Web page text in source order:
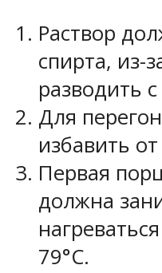
Раствор
спирта, из-
разводить
Для
избавить
Первая
должна
79°С.